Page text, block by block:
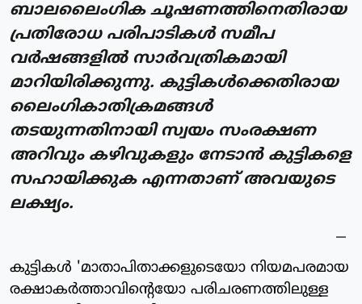
ബാലലൈംഗിക ചൂഷണത്തിനെതിരായ
പ്രതിരോധ പരിപാടികള്‍ സമീപ
വര്‍ഷങ്ങളില്‍ സാര്‍വത്രികമായി
മാറിയിരിക്കുന്നു. കുട്ടികള്‍ക്കെതിരായ
ലൈംഗികാതിക്രമങ്ങള്‍
തടയുന്നതിനായി സ്വയം സംരക്ഷണ
അറിവും കഴിവുകളും നേടാന്‍ കുട്ടികളെ
സഹായിക്കുക എന്നതാണ് അവയുടെ
ലക്ഷ്യം.
കുട്ടികള്‍ 'മാതാപിതാക്കളുടെയോ നിയമപരമായ
രക്ഷാകര്‍ത്താവിന്റെയോ പരിചരണത്തിലുള്ള